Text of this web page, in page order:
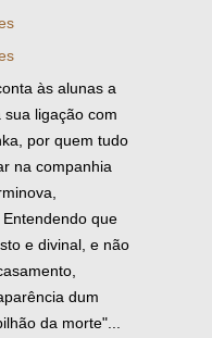
às alunas a
ligação com
por quem tudo
na companhia
que
e divinal, e não
dum
da morte"...